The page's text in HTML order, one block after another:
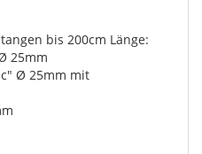
bis 200cm Länge:
25mm
Ø 25mm mit